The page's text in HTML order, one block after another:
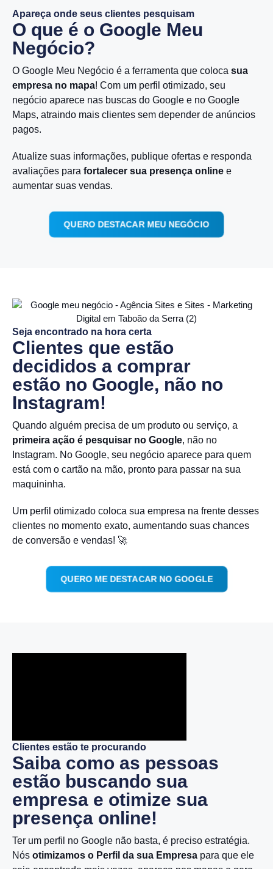
Apareça onde seus clientes pesquisam
O que é o Google Meu
Negócio?
O Google Meu Negócio é a ferramenta que coloca sua
empresa no mapa! Com um perfil otimizado, seu
negócio aparece nas buscas do Google e no Google
Maps, atraindo mais clientes sem depender de anúncios
pagos.
Atualize suas informações, publique ofertas e responda
avaliações para fortalecer sua presença online e
aumentar suas vendas.
QUERO DESTACAR MEU NEGÓCIO
Seja encontrado na hora certa
Clientes que estão
decididos a comprar
estão no Google, não no
Instagram!
Quando alguém precisa de um produto ou serviço, a
primeira ação é pesquisar no Google, não no
Instagram. No Google, seu negócio aparece para quem
está com o cartão na mão, pronto para passar na sua
maquininha.
Um perfil otimizado coloca sua empresa na frente desses
clientes no momento exato, aumentando suas chances
de conversão e vendas! 🚀
QUERO ME DESTACAR NO GOOGLE
Clientes estão te procurando
Saiba como as pessoas
estão buscando sua
empresa e otimize sua
presença online!
Ter um perfil no Google não basta, é preciso estratégia.
Nós otimizamos o Perfil da sua Empresa para que ele